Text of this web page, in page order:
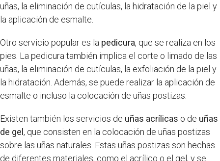
uñas, la eliminación de cutículas, la hidratación de la piel y
la aplicación de esmalte.
Otro servicio popular es la pedicura, que se realiza en los
pies. La pedicura también implica el corte o limado de las
uñas, la eliminación de cutículas, la exfoliación de la piel y
la hidratación. Además, se puede realizar la aplicación de
esmalte o incluso la colocación de uñas postizas.
Existen también los servicios de uñas acrílicas o de uñas
de gel, que consisten en la colocación de uñas postizas
sobre las uñas naturales. Estas uñas postizas son hechas
de diferentes materiales, como el acrílico o el gel, y se